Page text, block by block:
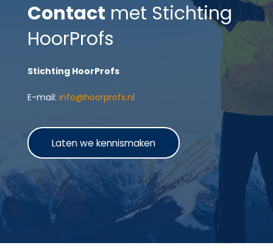
Contact met Stichting
HoorProfs
Stichting HoorProfs
E-mail: info@hoorprofs.nl
Laten we kennismaken